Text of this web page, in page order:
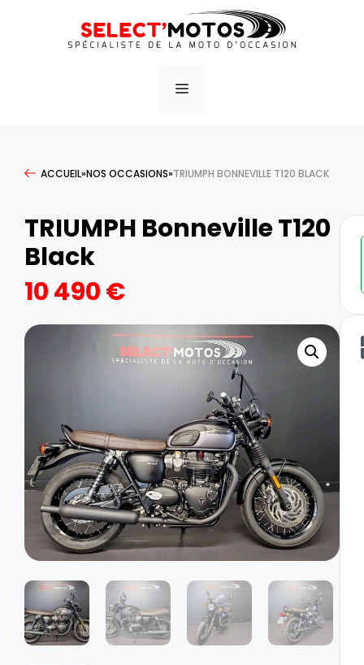
ACCUEIL»NOS OCCASIONS»TRIUMPH BONNEVILLE T120 BLACK
TRIUMPH Bonneville T120
Black
10 490€